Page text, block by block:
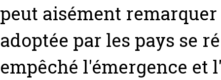
peut aisément
adoptée par les pays se
empêché l'émergence